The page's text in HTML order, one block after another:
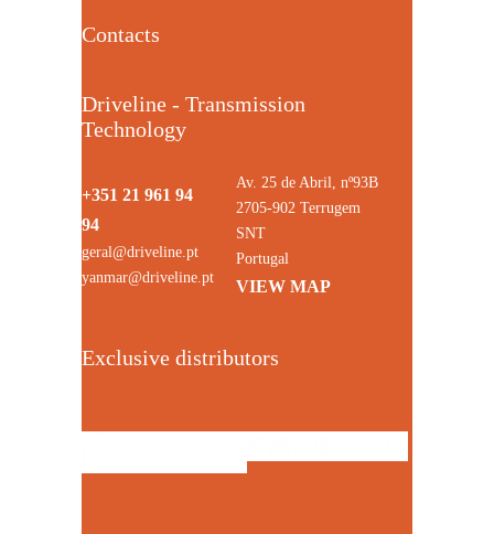
Contacts
Driveline - Transmission
Technology
+351 21 961 94
94
geral@driveline.pt
yanmar@driveline.pt
Av. 25 de Abril, nº93B
2705-902 Terrugem
SNT
Portugal
VIEW MAP
Exclusive distributors